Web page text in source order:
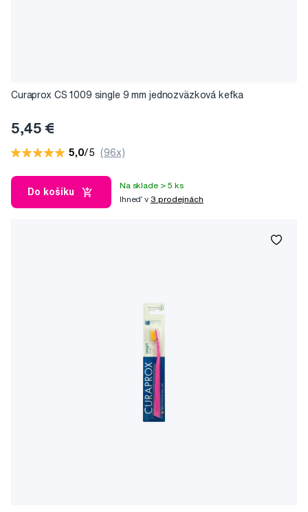
Curaprox CS 1009 single 9 mm jednozväzková kefka
5,45 €
5,0/5 (96x)
Do košíku
Na sklade > 5 ks
Ihneď v 3 prodejnách